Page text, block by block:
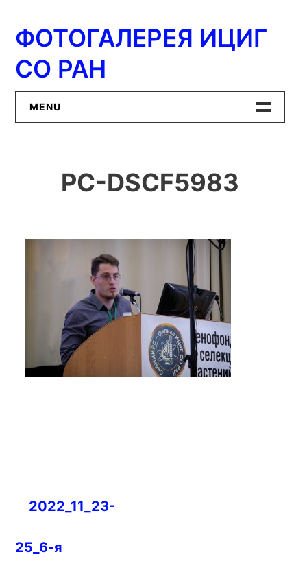
содержимому
ФОТОГАЛЕРЕЯ ИЦИГ
СО РАН
MENU
ИЦиГ СО РАН
PC-DSCF5983
Навигация
записям
2022_11_23-
25_6-я